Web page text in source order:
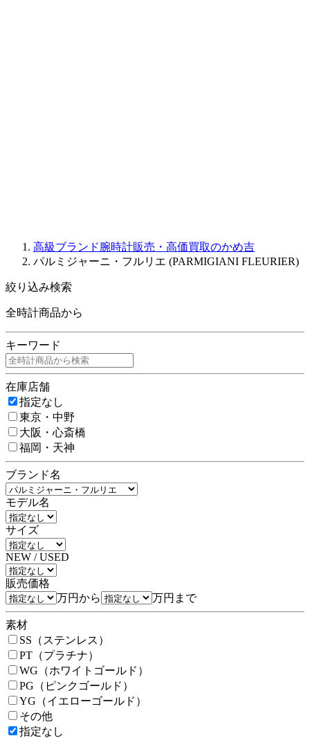
高級ブランド腕時計販売・高価買取のかめ吉
パルミジャーニ・フルリエ (PARMIGIANI FLEURIER)
絞り込み検索
全時計商品から
キーワード
在庫店舗
指定なし
東京・中野
大阪・心斎橋
福岡・天神
ブランド名
モデル名
サイズ
NEW / USED
販売価格
万円から
万円まで
素材
SS（ステンレス）
PT（プラチナ）
WG（ホワイトゴールド）
PG（ピンクゴールド）
YG（イエローゴールド）
その他
指定なし